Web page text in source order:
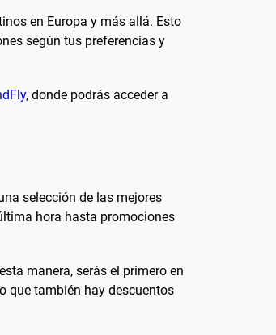
en Europa y más allá. Esto
según tus preferencias y
, donde podrás acceder a
selección de las mejores
hora hasta promociones
manera, serás el primero en
que también hay descuentos